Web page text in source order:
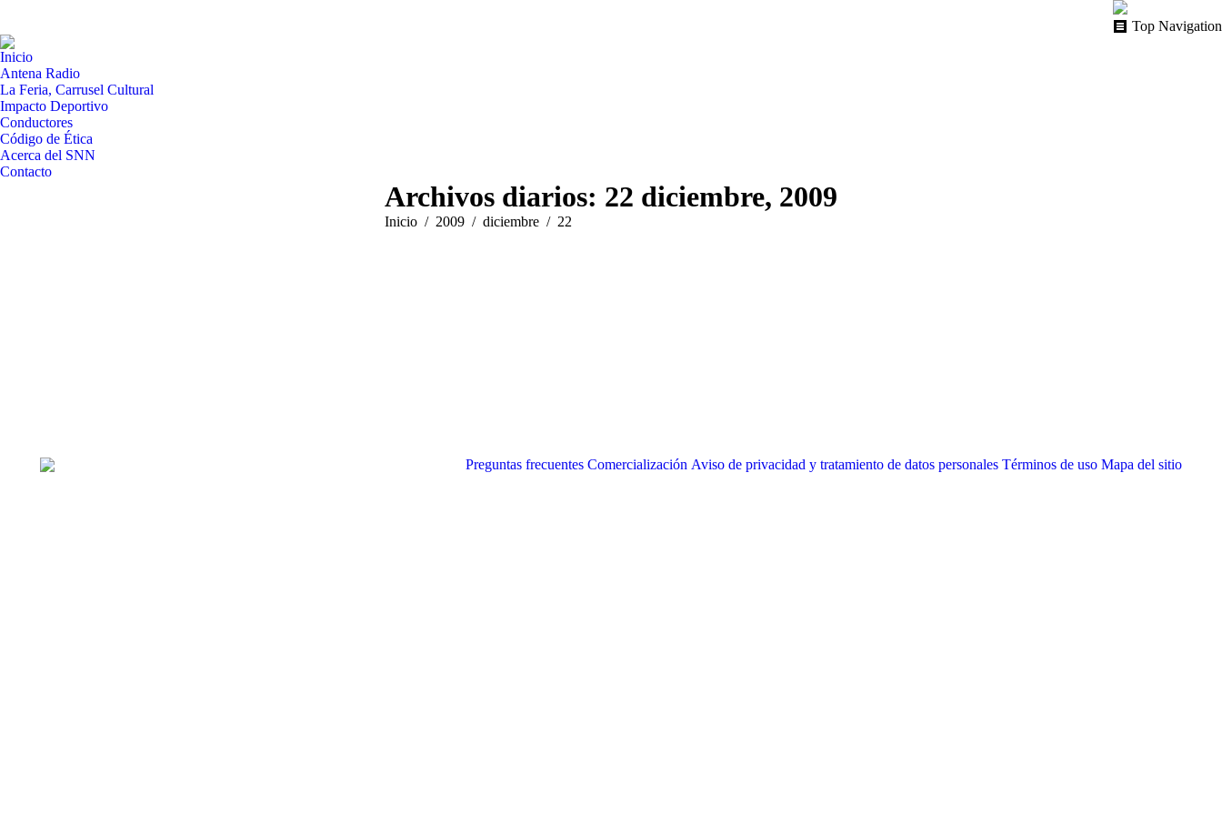
Top Navigation
Inicio
Antena Radio
La Feria, Carrusel Cultural
Impacto Deportivo
Conductores
Código de Ética
Acerca del SNN
Contacto
Archivos diarios: 22 diciembre, 2009
Estás aquí:
Inicio 2009 diciembre 22
Preguntas frecuentes Comercialización Aviso de privacidad y tratamiento de datos personales Términos de uso Mapa del sitio